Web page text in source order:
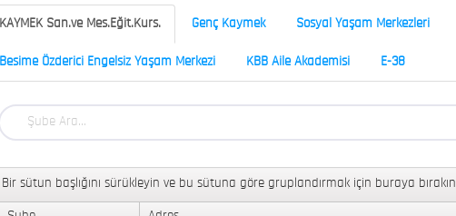
KAYMEK San.ve Mes.Eğit.Kurs. Genç Kaymek Sosyal Yaşam Merkezleri
Besime Özderici Engelsiz Yaşam Merkezi KBB Aile Akademisi E-38
Bir sütun başlığını sürükleyin ve bu sütuna göre gruplandırmak için buraya bırakın